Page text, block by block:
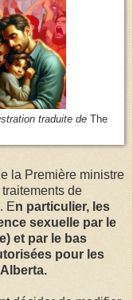
traduite de
The
la Première ministre
de
En particulier, les
sexuelle par le
et par le bas
pour les